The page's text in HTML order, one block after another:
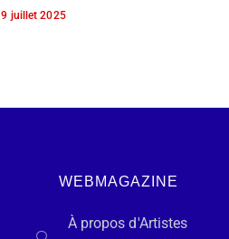
9 juillet 2025
WEBMAGAZINE
À propos d'Artistes